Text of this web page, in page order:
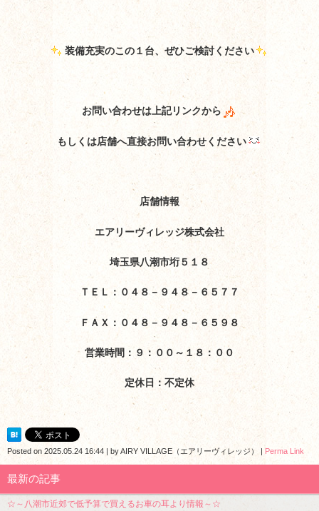
装備充実のこの１台、ぜひご検討ください
お問い合わせは上記リンクから
もしくは店舗へ直接お問い合わせください
店舗情報
エアリーヴィレッジ株式会社
埼玉県八潮市垳５１８
ＴＥＬ：０４８－９４８－６５７７
ＦＡＸ：０４８－９４８－６５９８
営業時間：９：００～１８：００
定休日：不定休
Posted on 2025.05.24 16:44 byAIRY VILLAGE（エアリーヴィレッジ） Perma Link
最新の記事
☆～八潮市近郊で低予算で買えるお車の耳より情報～☆